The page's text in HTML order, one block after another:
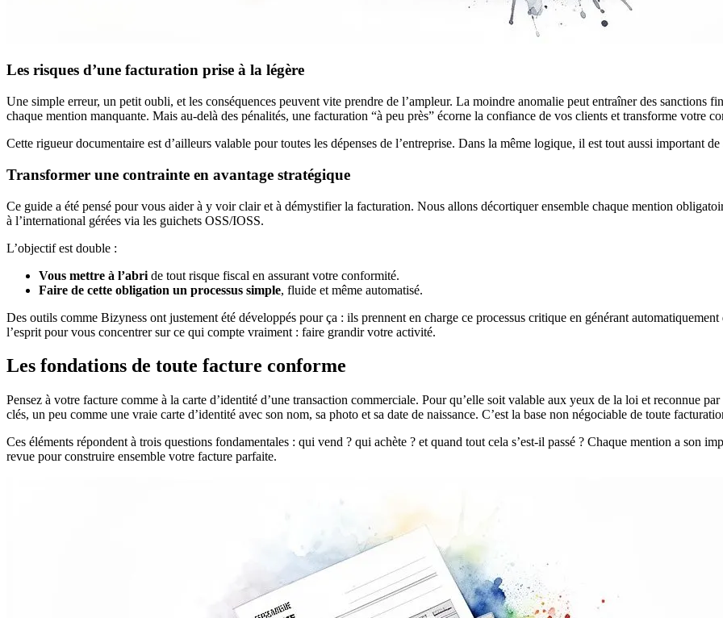
Les risques d’une facturation prise à la légère
Une simple erreur, un petit oubli, et les conséquences peuvent vite prendre de l’ampleur. La moindre anomalie peut entraîner des sanctions
chaque mention manquante. Mais au-delà des pénalités, une facturation “à peu près” écorne la confiance de vos clients et transforme votre
Cette rigueur documentaire est d’ailleurs valable pour toutes les dépenses de l’entreprise. Dans la même logique, il est tout aussi important
Transformer une contrainte en avantage stratégique
Ce guide a été pensé pour vous aider à y voir clair et à démystifier la facturation. Nous allons décortiquer ensemble chaque mention
à l’international gérées via les guichets OSS/IOSS.
L’objectif est double :
Vous mettre à l’abri de tout risque fiscal en assurant votre conformité.
Faire de cette obligation un processus simple, fluide et même automatisé.
Des outils comme Bizyness ont justement été développés pour ça : ils prennent en charge ce processus critique en générant
l’esprit pour vous concentrer sur ce qui compte vraiment : faire grandir votre activité.
Les fondations de toute facture conforme
Pensez à votre facture comme à la carte d’identité d’une transaction commerciale. Pour qu’elle soit valable aux yeux de la loi et reconnue
clés, un peu comme une vraie carte d’identité avec son nom, sa photo et sa date de naissance. C’est la base non négociable de toute
Ces éléments répondent à trois questions fondamentales : qui vend ? qui achète ? et quand tout cela s’est-il passé ? Chaque mention a son
revue pour construire ensemble votre facture parfaite.